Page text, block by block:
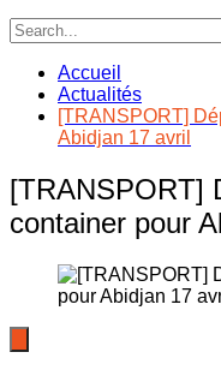
Accueil
Actualités
[TRANSPORT]
Abidjan 17 avril
[TRANSPORT]
container pour